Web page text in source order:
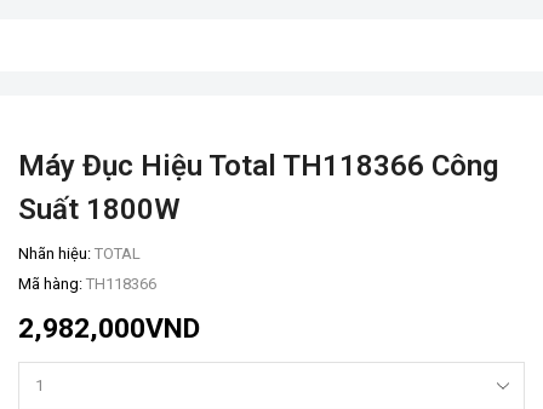
Máy Đục Hiệu Total TH118366 Công
Suất 1800W
Nhãn hiệu: TOTAL
Mã hàng: TH118366
2,982,000VND